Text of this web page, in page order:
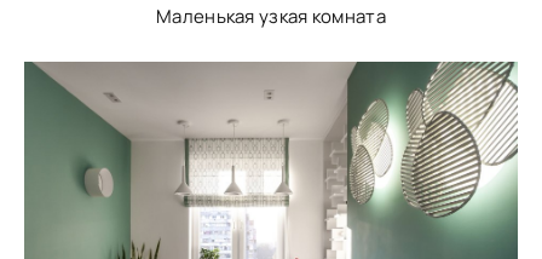
Маленькая узкая комната